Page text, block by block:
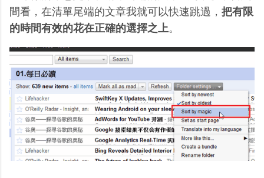
間看，在清單尾端的文章我就可以快速跳過， 把有限
的時間有效的花在正確的選擇之上。